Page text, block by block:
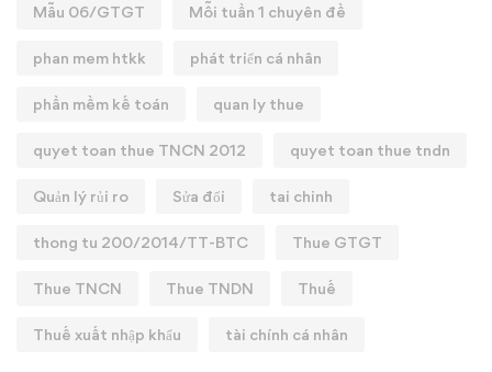
Mẫu 06/GTGT Mỗi tuần 1 chuyên đề
phan mem htkk phát triển cá nhân
phần mềm kế toán quan ly thue
quyet toan thue TNCN 2012 quyet toan thue tndn
Quản lý rủi ro Sửa đổi tai chinh
thong tu 200/2014/TT-BTC Thue GTGT
Thue TNCN Thue TNDN Thuế
Thuế xuất nhập khẩu tài chính cá nhân